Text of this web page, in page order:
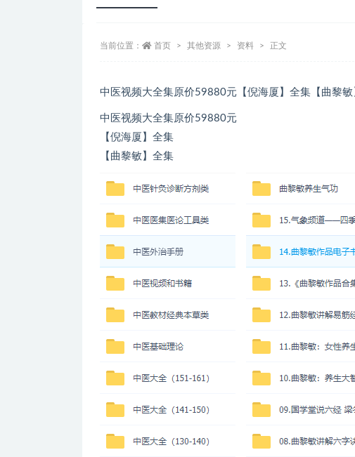
当前位置： 首页 其他资源 资料 正文
中医视频大全集原价59880元【倪海厦】全集【曲黎敏
中医视频大全集原价59880元
【倪海厦】全集
【曲黎敏】全集